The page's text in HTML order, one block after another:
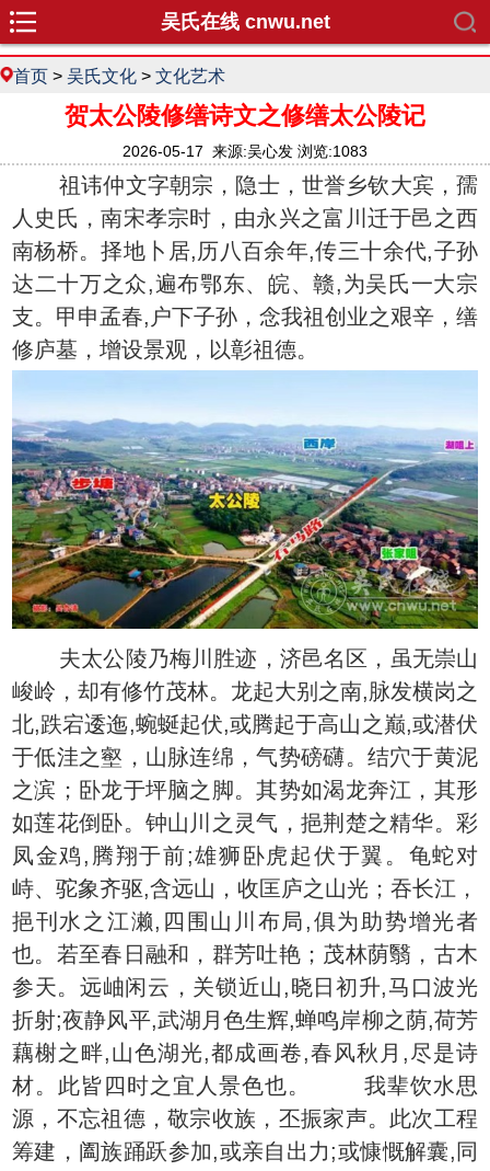
吴氏在线 cnwu.net
首页 > 吴氏文化 > 文化艺术
贺太公陵修缮诗文之修缮太公陵记
2026-05-17 来源:吴心发 浏览:1083
祖讳仲文字朝宗，隐士，世誉乡钦大宾，孺
人史氏，南宋孝宗时，由永兴之富川迁于邑之西
南杨桥。择地卜居,历八百余年,传三十余代,子孙
达二十万之众,遍布鄂东、皖、赣,为吴氏一大宗
支。甲申孟春,户下子孙，念我祖创业之艰辛，缮
修庐墓，增设景观，以彰祖德。
夫太公陵乃梅川胜迹，济邑名区，虽无崇山
峻岭，却有修竹茂林。龙起大别之南,脉发横岗之
北,跌宕逶迤,蜿蜒起伏,或腾起于高山之巅,或潜伏
于低洼之壑，山脉连绵，气势磅礴。结穴于黄泥
之滨；卧龙于坪脑之脚。其势如渴龙奔江，其形
如莲花倒卧。钟山川之灵气，挹荆楚之精华。彩
凤金鸡,腾翔于前;雄狮卧虎起伏于翼。龟蛇对
峙、驼象齐驱,含远山，收匡庐之山光；吞长江，
挹刊水之江濑,四围山川布局,俱为助势增光者
也。若至春日融和，群芳吐艳；茂林荫翳，古木
参天。远岫闲云，关锁近山,晓日初升,马口波光
折射;夜静风平,武湖月色生辉,蝉鸣岸柳之荫,荷芳
藕榭之畔,山色湖光,都成画卷,春风秋月,尽是诗
材。此皆四时之宜人景色也。 我辈饮水思
源，不忘祖德，敬宗收族，丕振家声。此次工程
筹建，阖族踊跃参加,或亲自出力;或慷慨解囊,同